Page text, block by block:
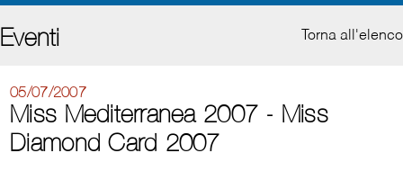
Eventi Torna all'elenco
05/07/2007
Miss Mediterranea 2007 - Miss
Diamond Card 2007